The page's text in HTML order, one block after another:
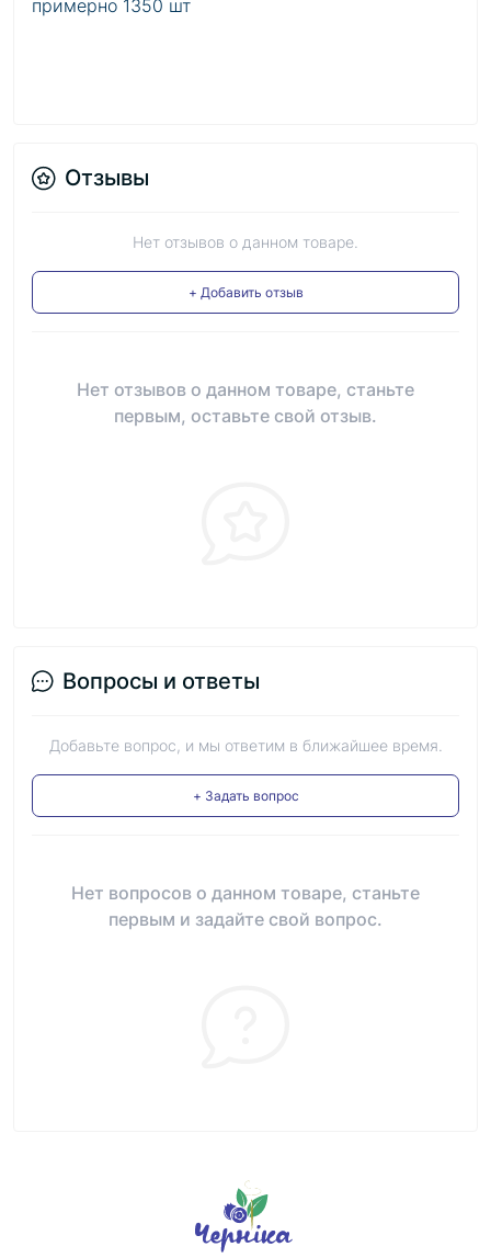
примерно 1350 шт
Отзывы
Нет отзывов о данном товаре.
+ Добавить отзыв
Нет отзывов о данном товаре, станьте
первым, оставьте свой отзыв.
Вопросы и ответы
Добавьте вопрос, и мы ответим в ближайшее время.
+ Задать вопрос
Нет вопросов о данном товаре, станьте
первым и задайте свой вопрос.